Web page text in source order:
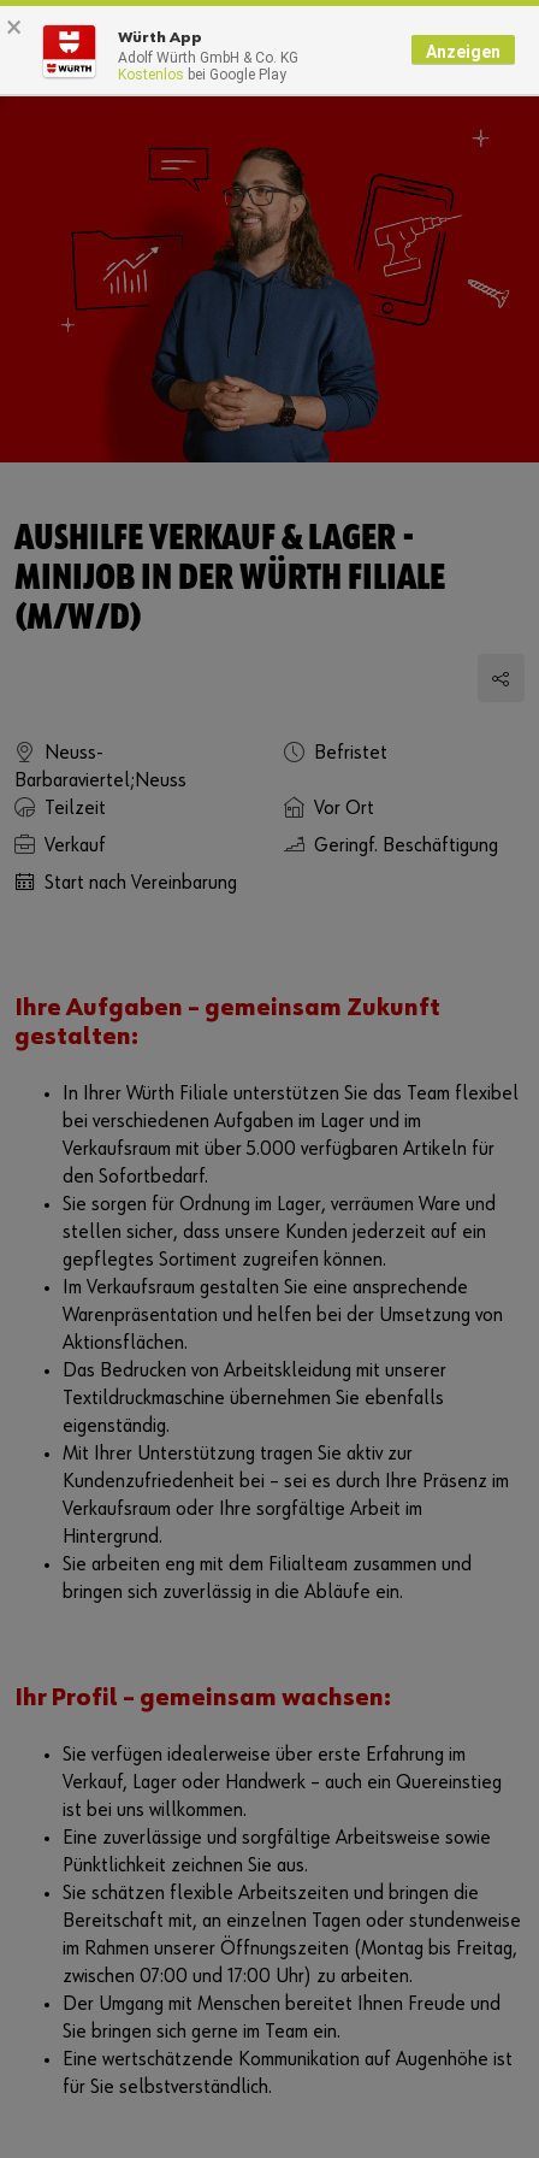
AUSHILFE VERKAUF & LAGER -
MINIJOB IN DER WÜRTH FILIALE
(M/W/D)
Neuss-
Barbaraviertel;Neuss
Befristet
Teilzeit
Vor Ort
Verkauf
Geringf. Beschäftigung
Start nach Vereinbarung
Ihre Aufgaben – gemeinsam Zukunft
gestalten:
In Ihrer Würth Filiale unterstützen Sie das Team flexibel
bei verschiedenen Aufgaben im Lager und im
Verkaufsraum mit über 5.000 verfügbaren Artikeln für
den Sofortbedarf.
Sie sorgen für Ordnung im Lager, verräumen Ware und
stellen sicher, dass unsere Kunden jederzeit auf ein
gepflegtes Sortiment zugreifen können.
Im Verkaufsraum gestalten Sie eine ansprechende
Warenpräsentation und helfen bei der Umsetzung von
Aktionsflächen.
Das Bedrucken von Arbeitskleidung mit unserer
Textildruckmaschine übernehmen Sie ebenfalls
eigenständig.
Mit Ihrer Unterstützung tragen Sie aktiv zur
Kundenzufriedenheit bei – sei es durch Ihre Präsenz im
Verkaufsraum oder Ihre sorgfältige Arbeit im
Hintergrund.
Sie arbeiten eng mit dem Filialteam zusammen und
bringen sich zuverlässig in die Abläufe ein.
Ihr Profil – gemeinsam wachsen:
Sie verfügen idealerweise über erste Erfahrung im
Verkauf, Lager oder Handwerk – auch ein Quereinstieg
ist bei uns willkommen.
Eine zuverlässige und sorgfältige Arbeitsweise sowie
Pünktlichkeit zeichnen Sie aus.
Sie schätzen flexible Arbeitszeiten und bringen die
Bereitschaft mit, an einzelnen Tagen oder stundenweise
im Rahmen unserer Öffnungszeiten (Montag bis Freitag,
zwischen 07:00 und 17:00 Uhr) zu arbeiten.
Der Umgang mit Menschen bereitet Ihnen Freude und
Sie bringen sich gerne im Team ein.
Eine wertschätzende Kommunikation auf Augenhöhe ist
für Sie selbstverständlich.
× Würth App
Adolf Würth GmbH & Co. KG
Kostenlos bei Google Play
Anzeigen